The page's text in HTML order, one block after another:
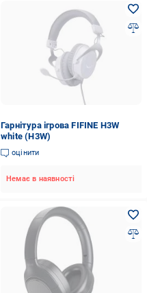
Гарнітура ігрова FIFINE H3W
white (H3W)
оцінити
Немає в наявності